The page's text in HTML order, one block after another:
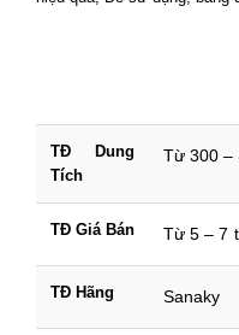
TĐ Dung
Tích
Từ 300 –
TĐ Giá Bán Từ 5 – 7
TĐ Hãng Sanaky